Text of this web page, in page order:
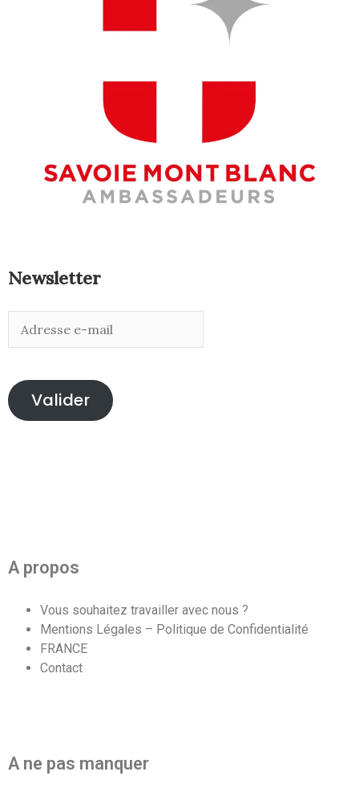
Newsletter
Valider
A propos
Vous souhaitez travailler avec nous ?
Mentions Légales – Politique de Confidentialité
FRANCE
Contact
A ne pas manquer